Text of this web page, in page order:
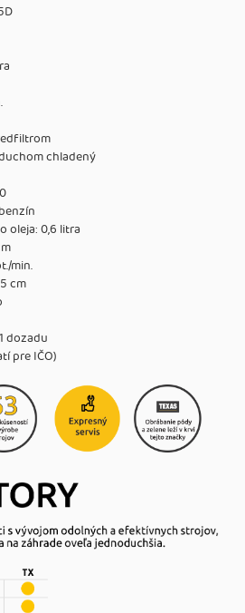
chladený
oleja: 0,6 litra
min.
cm
dozadu
pre IČO)